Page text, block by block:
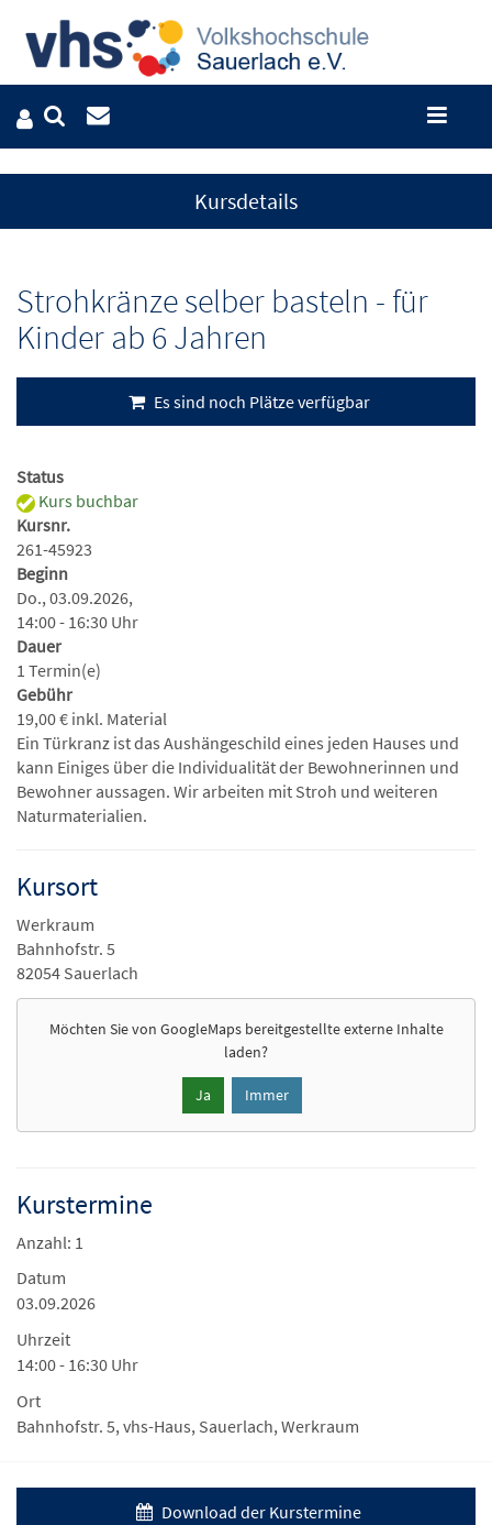
Kursdetails
Strohkränze selber basteln - für
Kinder ab 6 Jahren
Es sind noch Plätze verfügbar
Status
Kurs buchbar
Kursnr.
261-45923
Beginn
Do., 03.09.2026,
14:00 - 16:30 Uhr
Dauer
1 Termin(e)
Gebühr
19,00 € inkl. Material
Ein Türkranz ist das Aushängeschild eines jeden Hauses und
kann Einiges über die Individualität der Bewohnerinnen und
Bewohner aussagen. Wir arbeiten mit Stroh und weiteren
Naturmaterialien.
Kursort
Werkraum
Bahnhofstr. 5
82054 Sauerlach
Möchten Sie von GoogleMapsbereitgestellte externe Inhalte
laden?
Ja Immer
Kurstermine
Anzahl: 1
Datum
03.09.2026
Uhrzeit
14:00 - 16:30 Uhr
Ort
Bahnhofstr. 5, vhs-Haus, Sauerlach, Werkraum
Download der Kurstermine